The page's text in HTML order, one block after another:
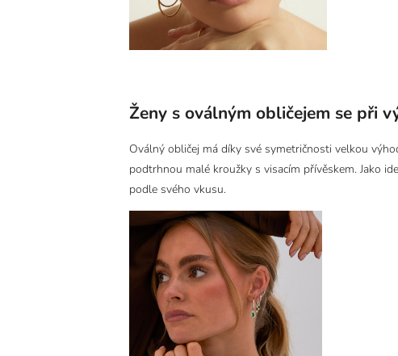
Ženy s oválným obličejem se při
Oválný obličej má díky své symetričnosti velkou
podtrhnou malé kroužky s visacím přívěskem. Jako
podle svého vkusu.